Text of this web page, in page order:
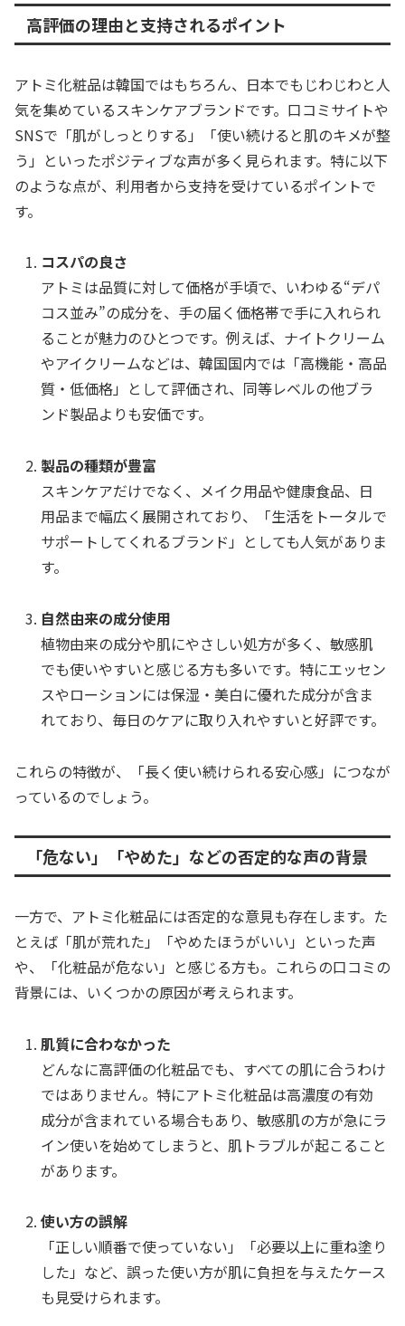
高評価の理由と支持されるポイント
アトミ化粧品は韓国ではもちろん、日本でもじわじわと人
気を集めているスキンケアブランドです。口コミサイトや
SNSで「肌がしっとりする」「使い続けると肌のキメが整
う」といったポジティブな声が多く見られます。特に以下
のような点が、利用者から支持を受けているポイントで
す。
コスパの良さ
アトミは品質に対して価格が手頃で、いわゆる“デパ
コス並み”の成分を、手の届く価格帯で手に入れられ
ることが魅力のひとつです。例えば、ナイトクリーム
やアイクリームなどは、韓国国内では「高機能・高品
質・低価格」として評価され、同等レベルの他ブラ
ンド製品よりも安価です。
製品の種類が豊富
スキンケアだけでなく、メイク用品や健康食品、日
用品まで幅広く展開されており、「生活をトータルで
サポートしてくれるブランド」としても人気がありま
す。
自然由来の成分使用
植物由来の成分や肌にやさしい処方が多く、敏感肌
でも使いやすいと感じる方も多いです。特にエッセン
スやローションには保湿・美白に優れた成分が含ま
れており、毎日のケアに取り入れやすいと好評です。
これらの特徴が、「長く使い続けられる安心感」につなが
っているのでしょう。
「危ない」「やめた」などの否定的な声の背景
一方で、アトミ化粧品には否定的な意見も存在します。た
とえば「肌が荒れた」「やめたほうがいい」といった声
や、「化粧品が危ない」と感じる方も。これらの口コミの
背景には、いくつかの原因が考えられます。
肌質に合わなかった
どんなに高評価の化粧品でも、すべての肌に合うわけ
ではありません。特にアトミ化粧品は高濃度の有効
成分が含まれている場合もあり、敏感肌の方が急にラ
イン使いを始めてしまうと、肌トラブルが起こること
があります。
使い方の誤解
「正しい順番で使っていない」「必要以上に重ね塗り
した」など、誤った使い方が肌に負担を与えたケース
も見受けられます。